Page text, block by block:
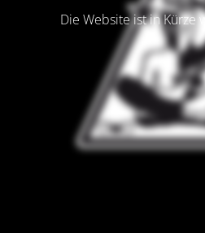
Die Website ist in